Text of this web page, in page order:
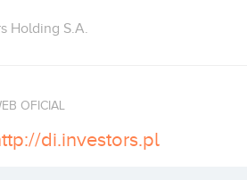
Holding S.A.
OFICIAL
di.investors.pl